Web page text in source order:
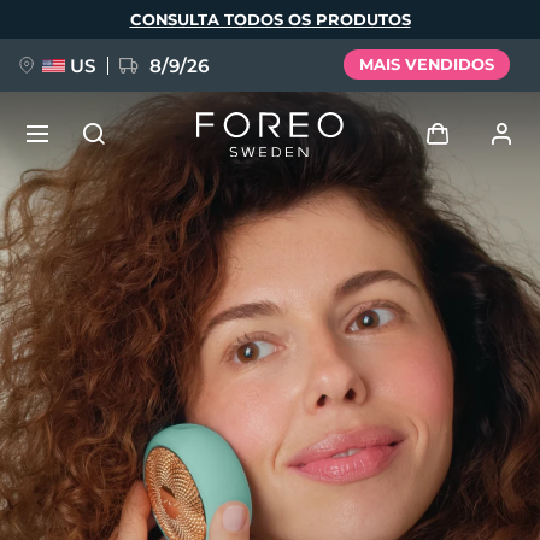
principal
CONSULTA TODOS OS PRODUTOS
US 8/9/26 MAIS VENDIDOS
Entrar
Perfil de usuário
Meus aparelhos
Meus pedidos
Meus endereços
As minhas subscrições
NOVIDADE
FAQ™ Pure Beauty-Tech Elixir
BREAKING NEWS
issa™ Teeth Whitening Set
Idioma
English Deutsch
Español
Français
Italiano
Português
Polski
Svenska
Русский
Türkçe
简体中文 繁體中文